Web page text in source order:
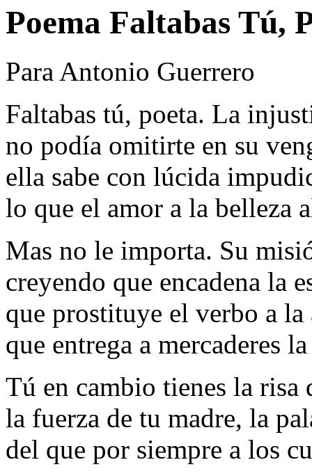
Poema Faltabas Tú,
Para Antonio Guerrero
Faltabas tú, poeta. La
no podía omitirte en su
ella sabe con lúcida
lo que el amor a la belleza
Mas no le importa. Su
creyendo que encadena la
que prostituye el verbo a la
que entrega a mercaderes
Tú en cambio tienes la risa
la fuerza de tu madre, la
del que por siempre a los